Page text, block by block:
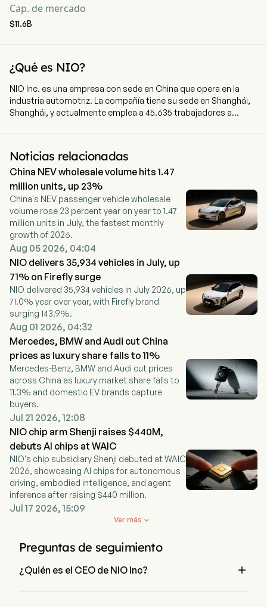
Cap. de mercado
$11.6B
¿Qué es NIO?
NIO Inc. es una empresa con sede en China que opera en la
industria automotriz. La compañía tiene su sede en Shanghái,
Shanghái, y actualmente emplea a 45.635 trabajadores a
eléctricos inteligentes. La empresa ofrece vehículos eléctricos
inteligentes de alta gama bajo la marca NIO, vehículos
eléctricos inteligentes orientados a la familia bajo la marca
ONVO, y pequeños coches eléctricos inteligentes de gama alta
bajo la marca FIREFLY. La empresa se centra en desarrollar
capacidades internas, incluyendo el intercambio de baterías,
conducción asistida e inteligente, tecnologías digitales, tren
motriz eléctrico y baterías, ingeniería y diseño de vehículos,
entre otros, para controlar el diseño y desarrollo de la
arquitectura de software y hardware del vehículo y de los
componentes críticos.
Noticias relacionadas
China NEV wholesale volume hits 1.47
million units, up 23%
China's NEV passenger vehicle wholesale
volume rose 23 percent year on year to 1.47
million units in July, the fastest monthly
growth of 2026.
Aug 05 2026, 04:04
NIO delivers 35,934 vehicles in July, up
71% on Firefly surge
NIO delivered 35,934 vehicles in July 2026, up
71.0% year over year, with Firefly brand
surging 143.9%.
Aug 01 2026, 04:32
Mercedes, BMW and Audi cut China
prices as luxury share falls to 11%
Mercedes-Benz, BMW and Audi cut prices
across China as luxury market share falls to
11.3% and domestic EV brands capture
buyers.
Jul 21 2026, 12:08
NIO chip arm Shenji raises $440M,
debuts AI chips at WAIC
NIO's chip subsidiary Shenji debuted at WAIC
2026, showcasing AI chips for autonomous
driving, embodied intelligence, and agent
inference after raising $440 million.
Jul 17 2026, 15:09

Ver más
Preguntas de seguimiento
¿Quién es el CEO de NIO Inc? 